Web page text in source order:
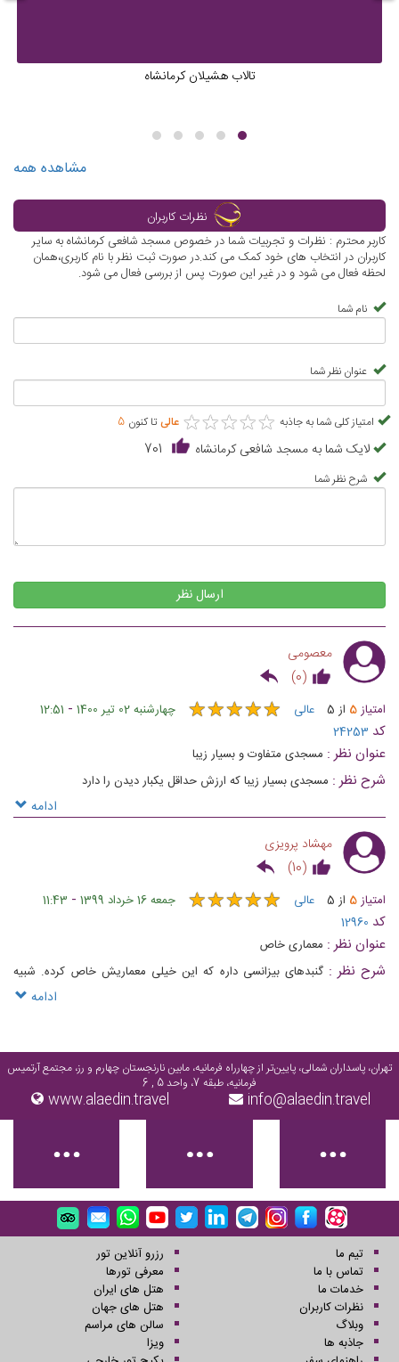
تالاب هشیلان کرمانشاه
مشاهده همه
نظرات کاربران
کاربر محترم : نظرات و تجربیات شما در خصوص مسجد شافعی کرمانشاه به سایر
کاربران در انتخاب های خود کمک می کند.در صورت ثبت نظر با نام کاربری،همان
لحظه فعال می شود و در غیر این صورت پس از بررسی فعال می شود.
نام شما
عنوان نظر شما
امتیاز کلی شما به جاذبه ★★★★★
★★★★★ عالی تا کنون 5
لایک شما به مسجد شافعی کرمانشاه 701
شرح نظر شما
ارسال نظر
معصومی
(
0
)
امتیاز5 از 5 عالی ★★★★★
★★★★★ چهارشنبه 02 تیر 1400 -
12:51
کد 24253
عنوان نظر : مسجدی متفاوت و بسیار زیبا
شرح نظر : مسجدی بسیار زیبا که ارزش حداقل یکبار دیدن را دارد
ادامه
مهشاد پرویزی
(
10
)
امتیاز5 از 5 عالی ★★★★★
★★★★★ جمعه 16 خرداد 1399 -
11:43
کد 12960
عنوان نظر : معماری خاص
شرح نظر : گنبدهای بیزانسی داره که این خیلی معماریش خاص کرده. شبیه
کلیسای سن ماکلو. البته اینها رو به گنبدهای دوره گورکانی تعمیم میدن ولی در
ادامه
تهران، پاسداران شمالی، پایین‌تر از چهارراه فرمانیه، مابین نارنجستان چهارم و رز، مجتمع آرتمیس
فرمانیه، طبقه 7، واحد 5 , 6
info@alaedin.travel
www.alaedin.travel
تیم ما
تماس با ما
خدمات ما
نظرات کاربران
وبلاگ
جاذبه ها
رزرو آنلاین تور
معرفی تورها
هتل های ایران
هتل های جهان
سالن های مراسم
ویزا